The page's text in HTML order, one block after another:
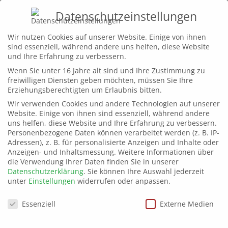
Home
Leistungen
Projekte
Wir
Kontakt
© 2025 | blue vision
bluevision
Bahnhofstraße 33 | 56637 Plaidt
Datenschutzeinstellungen
Wir nutzen Cookies auf unserer Website. Einige von ihnen
sind essenziell, während andere uns helfen, diese Website
und Ihre Erfahrung zu verbessern.
Wenn Sie unter 16 Jahre alt sind und Ihre Zustimmung zu
freiwilligen Diensten geben möchten, müssen Sie Ihre
Erziehungsberechtigten um Erlaubnis bitten.
Wir verwenden Cookies und andere Technologien auf unserer
Website. Einige von ihnen sind essenziell, während andere
uns helfen, diese Website und Ihre Erfahrung zu verbessern.
Personenbezogene Daten können verarbeitet werden (z. B. IP-
Adressen), z. B. für personalisierte Anzeigen und Inhalte oder
Anzeigen- und Inhaltsmessung. Weitere Informationen über
die Verwendung Ihrer Daten finden Sie in unserer
Datenschutzerklärung. Sie können Ihre Auswahl jederzeit
unter Einstellungen widerrufen oder anpassen.
Datenschutzeinstellungen
Essenziell Externe Medien